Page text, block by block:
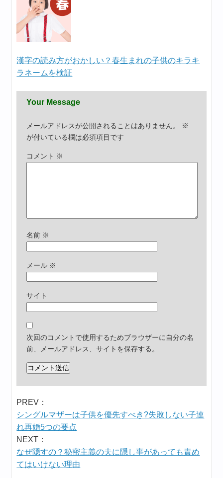
漢字の読み方がおかしい？春生まれの子供のキラキ
ラネームを検証
Your Message
メールアドレスが公開されることはありません。
※
が付いている欄は必須項目です
コメント ※
名前 ※
メール ※
サイト
次回のコメントで使用するためブラウザーに自分の名
前、メールアドレス、サイトを保存する。
PREV：
シングルマザーは子供を優先すべき?失敗しない子連
れ再婚5つの要点
NEXT：
なぜ隠すの？秘密主義の夫に隠し事があっても責め
てはいけない理由